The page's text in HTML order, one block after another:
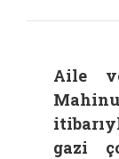
Aile
gazi